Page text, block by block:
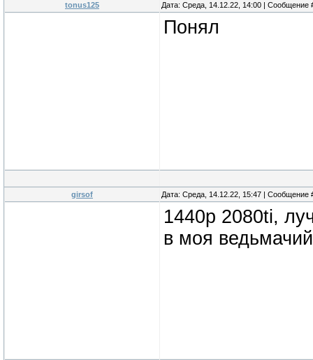
tonus125 Дата: Среда, 14.12.22, 14:00 | Сообщение
Понял
girsof Дата: Среда, 14.12.22, 15:47 | Сообщение
1440р 2080ti,
в моя